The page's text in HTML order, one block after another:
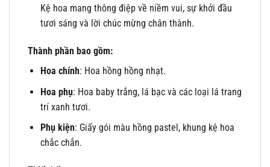
Kệ hoa mang thông điệp về niềm vui, sự khởi đầu
tươi sáng và lời chúc mừng chân thành.
Thành phần bao gồm:
Hoa chính: Hoa hồng hồng nhạt.
Hoa phụ: Hoa baby trắng, lá bạc và các loại lá trang
trí xanh tươi.
Phụ kiện: Giấy gói màu hồng pastel, khung kệ hoa
chắc chắn.